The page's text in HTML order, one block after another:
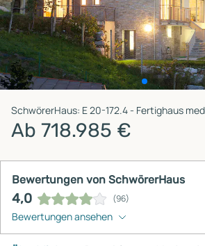
SchwörerHaus: E 20-172.4 - Fertighaus
Ab 718.985 €
Bewertungen von SchwörerHaus
4,0 (96)
Bewertungen ansehen